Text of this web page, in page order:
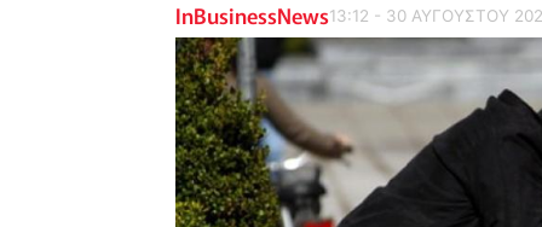
InBusinessNews13:12 - 30 ΑΥΓΟΥΣΤΟΥ